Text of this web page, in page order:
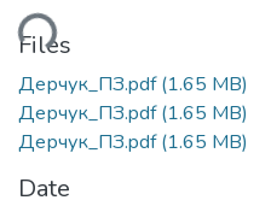
Files
Дерчук_ПЗ.pdf(1.65 MB)
Дерчук_ПЗ.pdf(1.65 MB)
Дерчук_ПЗ.pdf(1.65 MB)
Date